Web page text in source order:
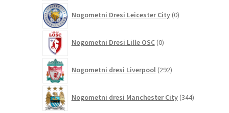
Nogometni Dresi Leicester City 0izdelkov
Nogometni Dresi Lille OSC 0izdelkov
Nogometni dresi Liverpool 292izdelkov
Nogometni dresi Manchester City 344izdelkov